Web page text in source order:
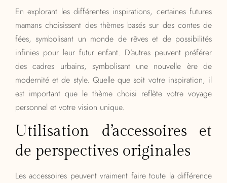
En explorant les différentes inspirations, certaines futures
mamans choisissent des thèmes basés sur des contes de
fées, symbolisant un monde de rêves et de possibilités
infinies pour leur futur enfant. D’autres peuvent préférer
des cadres urbains, symbolisant une nouvelle ère de
modernité et de style. Quelle que soit votre inspiration, il
est important que le thème choisi reflète votre voyage
personnel et votre vision unique.
Utilisation d’accessoires et
de perspectives originales
Les accessoires peuvent vraiment faire toute la différence